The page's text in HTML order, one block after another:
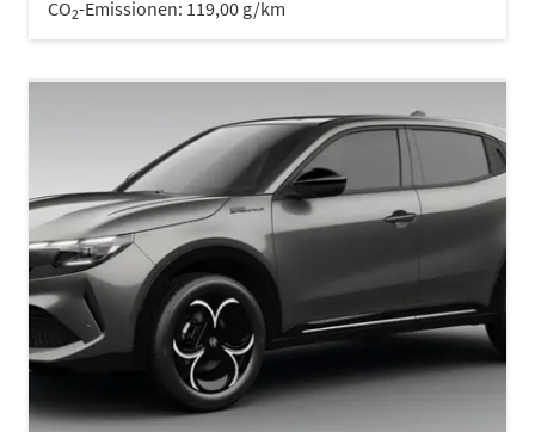
CO2-Emissionen: 119,00 g/km